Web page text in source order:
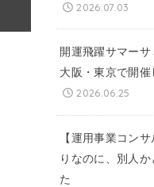
2026.07.03
開運飛躍サマー
大阪・東京で開催
2026.06.25
【運用事業コン
りなのに、別人
た